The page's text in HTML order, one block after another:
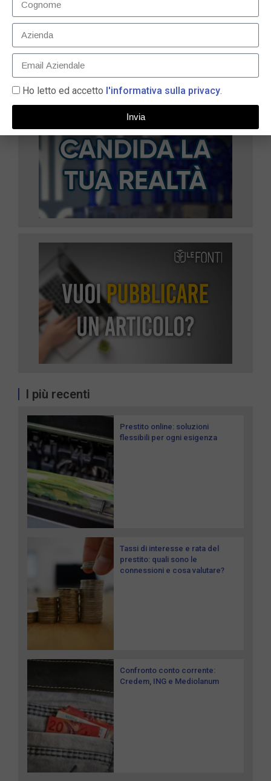
I più recenti
Prestito online: soluzioni
flessibili per ogni esigenza
Tassi di interesse e rata del
prestito: quali sono le
connessioni e cosa valutare?
Confronto conto corrente:
Credem, ING e Mediolanum
Ho letto ed accetto l'informativa sulla privacy.
Invia